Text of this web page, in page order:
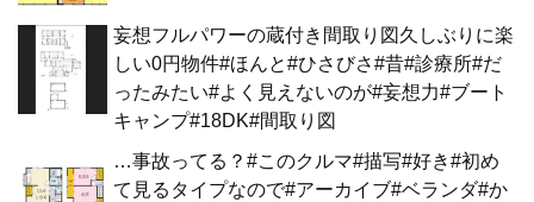
妄想フルパワーの蔵付き間取り図久しぶりに楽
しい0円物件#ほんと#ひさびさ#昔#診療所#だ
ったみたい#よく見えないのが#妄想力#ブート
キャンプ#18DK#間取り図
…事故ってる？#このクルマ#描写#好き#初め
て見るタイプなので#アーカイブ#ベランダ#か